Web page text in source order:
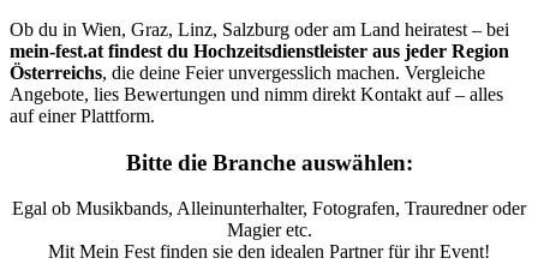
Ob du in Wien, Graz, Linz, Salzburg oder am Land heiratest – bei
mein-fest.at findest du Hochzeitsdienstleister aus jeder Region
Österreichs, die deine Feier unvergesslich machen. Vergleiche
Angebote, lies Bewertungen und nimm direkt Kontakt auf – alles
auf einer Plattform.
Bitte die Branche auswählen:
Egal ob Musikbands, Alleinunterhalter, Fotografen, Trauredner oder
Magier etc.
Mit Mein Fest finden sie den idealen Partner für ihr Event!